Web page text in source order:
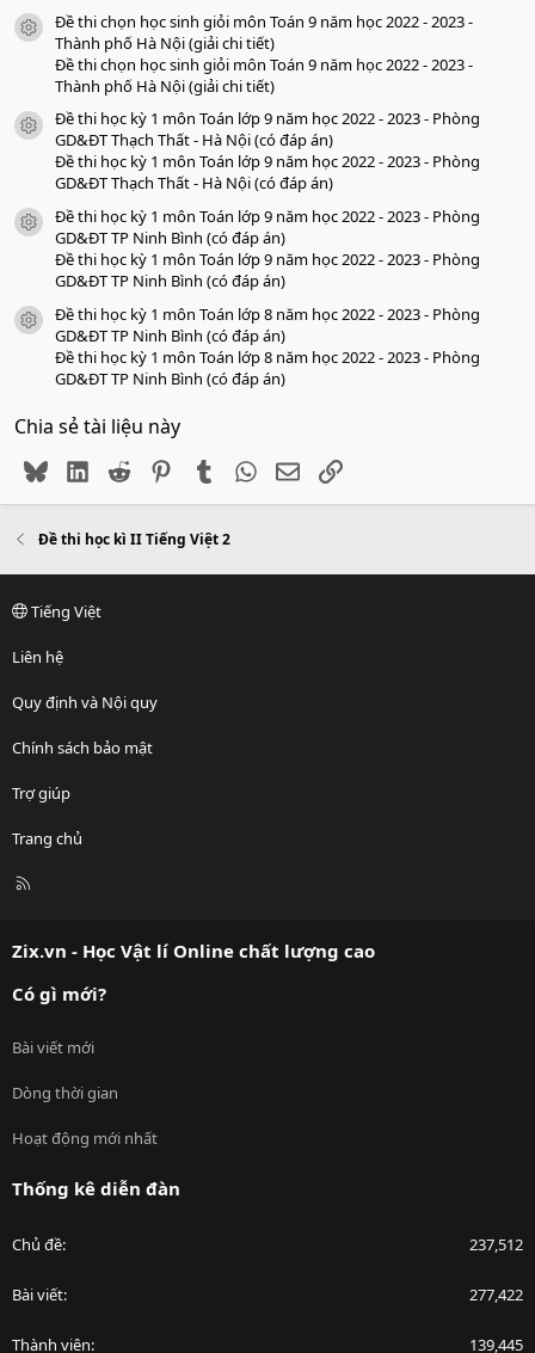
icon tài liệu
Đề thi chọn học sinh giỏi môn Toán 9 năm học 2022 - 2023 -
Thành phố Hà Nội (giải chi tiết)
Đề thi chọn học sinh giỏi môn Toán 9 năm học 2022 - 2023 -
Thành phố Hà Nội (giải chi tiết)
icon tài liệu
Đề thi học kỳ 1 môn Toán lớp 9 năm học 2022 - 2023 - Phòng
GD&ĐT Thạch Thất - Hà Nội (có đáp án)
Đề thi học kỳ 1 môn Toán lớp 9 năm học 2022 - 2023 - Phòng
GD&ĐT Thạch Thất - Hà Nội (có đáp án)
icon tài liệu
Đề thi học kỳ 1 môn Toán lớp 9 năm học 2022 - 2023 - Phòng
GD&ĐT TP Ninh Bình (có đáp án)
Đề thi học kỳ 1 môn Toán lớp 9 năm học 2022 - 2023 - Phòng
GD&ĐT TP Ninh Bình (có đáp án)
icon tài liệu
Đề thi học kỳ 1 môn Toán lớp 8 năm học 2022 - 2023 - Phòng
GD&ĐT TP Ninh Bình (có đáp án)
Đề thi học kỳ 1 môn Toán lớp 8 năm học 2022 - 2023 - Phòng
GD&ĐT TP Ninh Bình (có đáp án)
Chia sẻ tài liệu này
BlueskyLinkedIn
Reddit PinterestTumblr WhatsApp
EmailLink
Đề thi học kì II Tiếng Việt 2
Tiếng Việt
Liên hệ
Quy định và Nội quy
Chính sách bảo mật
Trợ giúp
Trang chủ
R
Zix.vn - Học Vật lí Online chất lượng cao
Có gì mới?
Bài viết mới
Dòng thời gian
Hoạt động mới nhất
Thống kê diễn đàn
Chủ đề 237,512
Bài viết 277,422
Thành viên 139,445